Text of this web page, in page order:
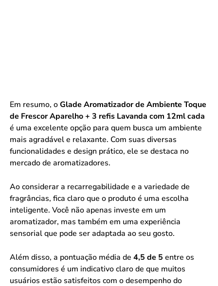
Em resumo, oGlade Aromatizador de Ambiente Toque
de Frescor Aparelho + 3 refis Lavanda com 12ml cada
é uma excelente opção para quem busca um ambiente
mais agradável e relaxante. Com suas diversas
funcionalidades e design prático, ele se destaca no
mercado de aromatizadores.
Ao considerar a recarregabilidade e a variedade de
fragrâncias, fica claro que o produto é uma escolha
inteligente. Você não apenas investe em um
aromatizador, mas também em uma experiência
sensorial que pode ser adaptada ao seu gosto.
Além disso, a pontuação média de 4,5 de 5 entre os
consumidores é um indicativo claro de que muitos
usuários estão satisfeitos com o desempenho do